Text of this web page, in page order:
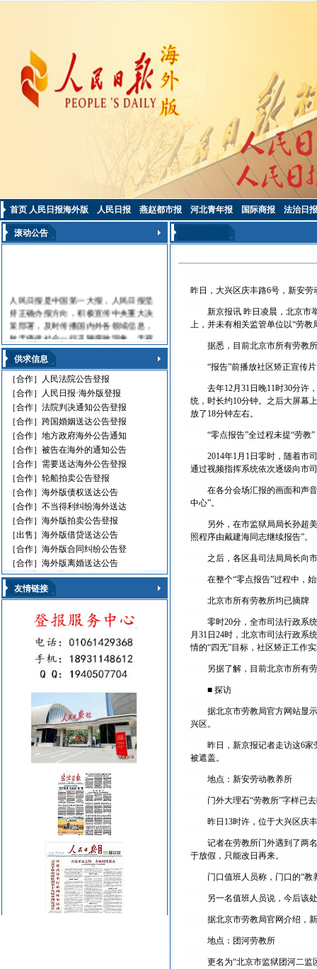
首页 人民日报海外版 人民日报 燕赵都市报 河北青年报 国际商报 法治日报
滚动公告
人民日报是中国第一大报，人民日报坚
持正确办报方向，积极宣传中央重大决
策部署，及时传播国内外各领域信息，
敢于痛批社会一些丑陋腐败现象，无视
法律的黑社会流氓，利用职权玩忽职守
的高级官员，受到读报人欢迎。人民日
报海外版，这是中国对外发行的最具权
威性的综合性中文日报，主要面向海外
华人、华侨、港澳台同胞和在各国，发
行80多个国家和地区。
人民日报刊登010-61429368
遗失声明 环保公告
减资公告 挂失声明
股份转让 政府通文
判决公告 律师声明
通告广告 企业注销
维权公告 解除声明
迁址公告 法院公告
开庭传票 海事文书
供求信息
［合作］
人民法院公告登报
［合作］
人民日报·海外版登报
［合作］法院判决通知公告登报
［合作］跨国婚姻送达公告登报
［合作］地方政府海外公告通知
［合作］被告在海外的通知公告
［合作］ 需要送达海外公告登报
［合作］轮船拍卖公告登报
［合作］海外版债权送达公告
［合作］不当得利纠纷海外送达
［合作］海外版拍卖公告登报
［出售］海外版借贷送达公告
［合作］海外版合同纠纷公告登
［合作］海外版离婚送达公告
友情链接
昨日，大兴区庆丰路6号，新安
新京报讯 昨日凌晨，北京市举
上，并未有相关监管单位以“劳
据悉，目前北京市所有劳教所
“报告”前播放社区矫正宣传片
去年12月31日晚11时30分许，
统，时长约10分钟。之后大屏幕
放了18分钟左右。
“零点报告”全过程未提“劳教”
2014年1月1日零时，随着市司
通过视频指挥系统依次逐级向市
在各分会场汇报的画面和声音
中心”。
另外，在市监狱局局长孙超美
照程序由戴建海同志继续报告”。
之后，各区县司法局局长向市
在整个“零点报告”过程中，始
北京市所有劳教所均已摘牌
零时20分，全市司法行政系统
月31日24时，北京市司法行政系
情的“四无”目标，社区矫正工作
另据了解，目前北京市所有劳
■ 探访
据北京市劳教局官方网站显示
兴区。
昨日，新京报记者走访这6家劳
被遮盖。
地点：新安劳动教养所
门外大理石“劳教所”字样已
昨日13时许，位于大兴区庆丰
记者在劳教所门外遇到了两名
于放假，只能改日再来。
门口值班人员称，门口的“教
另一名值班人员说，今后该处
据北京市劳教局官网介绍，新
地点：团河劳教所
更名为“北京市监狱团河二监